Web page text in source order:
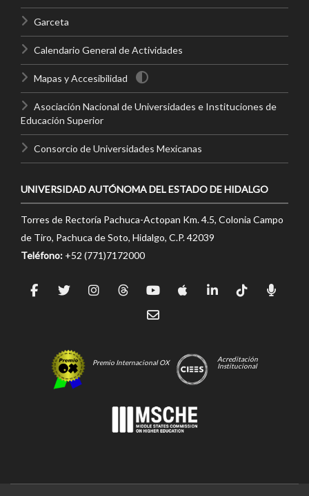
Garceta
Calendario General de Actividades
Mapas y Accesibilidad
Asociación Nacional de Universidades e Instituciones de
Educación Superior
Consorcio de Universidades Mexicanas
UNIVERSIDAD AUTÓNOMA DEL ESTADO DE HIDALGO
Torres de Rectoría Pachuca-Actopan Km. 4.5, Colonia Campo
de Tiro, Pachuca de Soto, Hidalgo, C.P. 42039
Teléfono: +52 (771)7172000
Premio Internacional OX
Acreditación
Institucional